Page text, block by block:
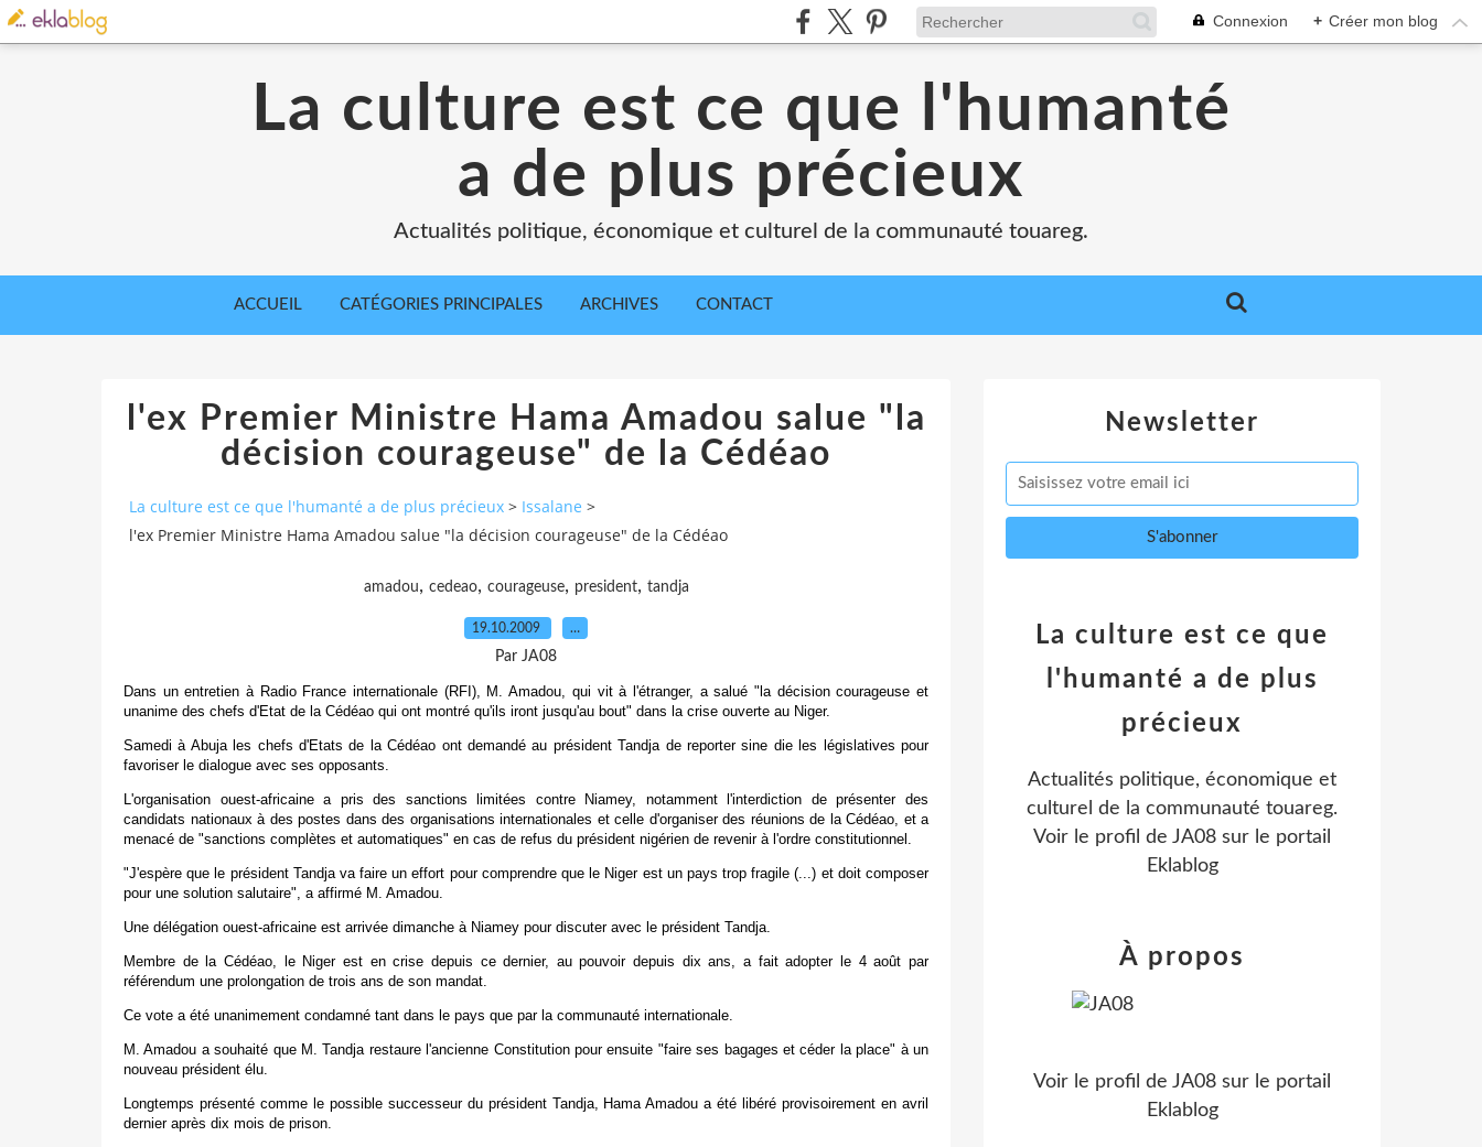
Connexion + Créer mon blog
La culture est ce que l'humanté
a de plus précieux
Actualités politique, économique et culturel de la communauté touareg.
ACCUEIL CATÉGORIES PRINCIPALES ARCHIVES CONTACT
l'ex Premier Ministre Hama Amadou salue "la
décision courageuse" de la Cédéao
La culture est ce que l'humanté a de plus précieux > Issalane >
l'ex Premier Ministre Hama Amadou salue "la décision courageuse" de la Cédéao
amadou, cedeao, courageuse, president, tandja
19.10.2009 …
Par JA08
Dans un entretien à Radio France internationale (RFI), M. Amadou, qui vit à l'étranger, a salué "la décision courageuse et
unanime des chefs d'Etat de la Cédéao qui ont montré qu'ils iront jusqu'au bout" dans la crise ouverte au Niger.
Samedi à Abuja les chefs d'Etats de la Cédéao ont demandé au président Tandja de reporter sine die les législatives pour
favoriser le dialogue avec ses opposants.
L'organisation ouest-africaine a pris des sanctions limitées contre Niamey, notamment l'interdiction de présenter des
candidats nationaux à des postes dans des organisations internationales et celle d'organiser des réunions de la Cédéao, et a
menacé de "sanctions complètes et automatiques" en cas de refus du président nigérien de revenir à l'ordre constitutionnel.
"J'espère que le président Tandja va faire un effort pour comprendre que le Niger est un pays trop fragile (...) et doit composer
pour une solution salutaire", a affirmé M. Amadou.
Une délégation ouest-africaine est arrivée dimanche à Niamey pour discuter avec le président Tandja.
Membre de la Cédéao, le Niger est en crise depuis ce dernier, au pouvoir depuis dix ans, a fait adopter le 4 août par
référendum une prolongation de trois ans de son mandat.
Ce vote a été unanimement condamné tant dans le pays que par la communauté internationale.
M. Amadou a souhaité que M. Tandja restaure l'ancienne Constitution pour ensuite "faire ses bagages et céder la place" à un
nouveau président élu.
Longtemps présenté comme le possible successeur du président Tandja, Hama Amadou a été libéré provisoirement en avril
dernier après dix mois de prison.
Newsletter
La culture est ce que
l'humanté a de plus
précieux
Actualités politique, économique et
culturel de la communauté touareg.
Voir le profil de JA08 sur le portail
Eklablog
À propos
Voir le profil de JA08 sur le portail
Eklablog